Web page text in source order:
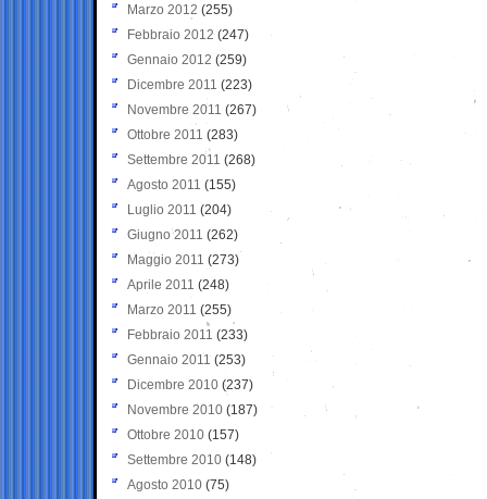
Marzo 2012 (255)
Febbraio 2012 (247)
Gennaio 2012 (259)
Dicembre 2011 (223)
Novembre 2011 (267)
Ottobre 2011 (283)
Settembre 2011 (268)
Agosto 2011 (155)
Luglio 2011 (204)
Giugno 2011 (262)
Maggio 2011 (273)
Aprile 2011 (248)
Marzo 2011 (255)
Febbraio 2011 (233)
Gennaio 2011 (253)
Dicembre 2010 (237)
Novembre 2010 (187)
Ottobre 2010 (157)
Settembre 2010 (148)
Agosto 2010 (75)